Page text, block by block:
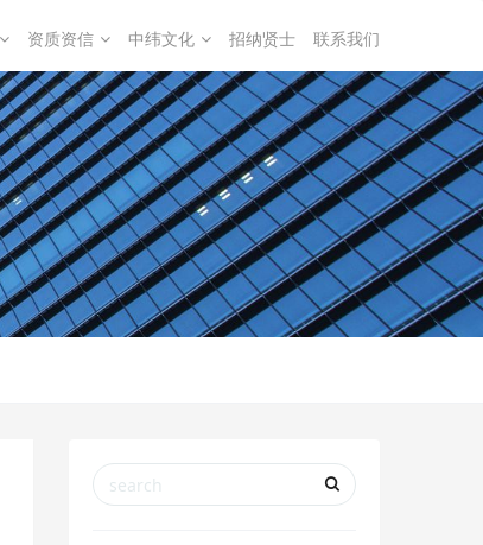
资质资信 中纬文化 招纳贤士 联系我们